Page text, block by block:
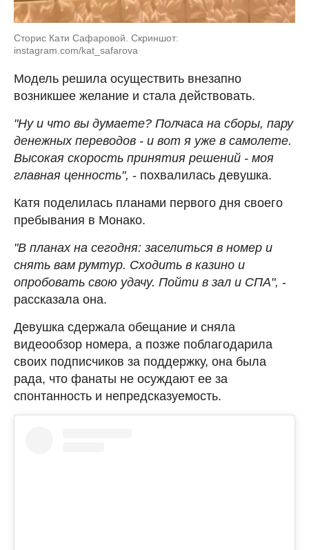
Сторис Кати Сафаровой. Скриншот:
instagram.com/kat_safarova
Модель решила осуществить внезапно
возникшее желание и стала действовать.
"Ну и что вы думаете? Полчаса на сборы, пару
денежных переводов - и вот я уже в самолете.
Высокая скорость принятия решений - моя
главная ценность", - похвалилась девушка.
Катя поделилась планами первого дня своего
пребывания в Монако.
"В планах на сегодня: заселиться в номер и
снять вам румтур. Сходить в казино и
опробовать свою удачу. Пойти в зал и СПА", -
рассказала она.
Девушка сдержала обещание и сняла
видеообзор номера, а позже поблагодарила
своих подписчиков за поддержку, она была
рада, что фанаты не осуждают ее за
спонтанность и непредсказуемость.